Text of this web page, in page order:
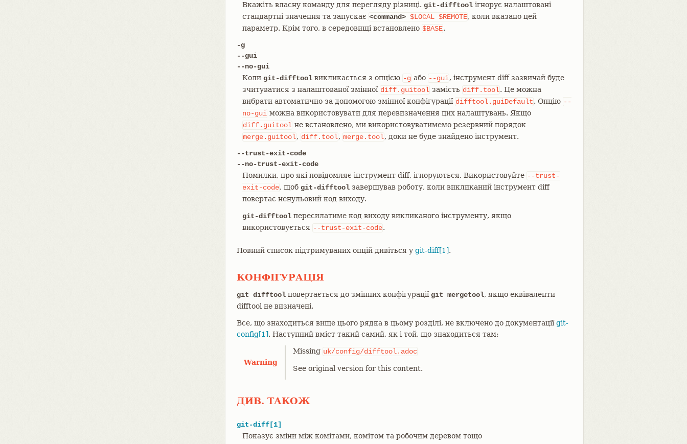
Вкажіть власну команду для перегляду різниці. git-difftool ігнорує налаштовані
стандартні значення та запускає <command> $LOCAL $REMOTE, коли вказано цей
параметр. Крім того, в середовищі встановлено $BASE.
-g
--gui
--no-gui
Коли git-difftool викликається з опцією -g або --gui, інструмент diff зазвичай буде
зчитуватися з налаштованої змінної diff.guitool замість diff.tool. Це можна
вибрати автоматично за допомогою змінної конфігурації difftool.guiDefault. Опцію --
no-gui можна використовувати для перевизначення цих налаштувань. Якщо
diff.guitool не встановлено, ми використовуватимемо резервний порядок
merge.guitool, diff.tool, merge.tool, доки не буде знайдено інструмент.
--trust-exit-code
--no-trust-exit-code
Помилки, про які повідомляє інструмент diff, ігноруються. Використовуйте --trust-
exit-code, щоб git-difftool завершував роботу, коли викликаний інструмент diff
повертає ненульовий код виходу.
git-difftool пересилатиме код виходу викликаного інструменту, якщо
використовується --trust-exit-code.
Повний список підтримуваних опцій дивіться у git-diff[1].
КОНФІГУРАЦІЯ
git difftool повертається до змінних конфігураціїgit mergetool, якщо еквіваленти
difftool не визначені.
Все, що знаходиться вище цього рядка в цьому розділі, не включено до документаціїgit-
config[1]. Наступний вміст такий самий, як і той, що знаходиться там:
Warning
Missing uk/config/difftool.adoc
See original version for this content.
ДИВ. ТАКОЖ
git-diff[1]
Показує зміни між комітами, комітом та робочим деревом тощо